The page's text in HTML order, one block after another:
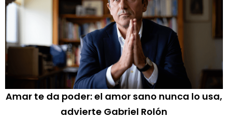
Amar te da poder: el amor sano nunca lo usa,
advierte Gabriel Rolón